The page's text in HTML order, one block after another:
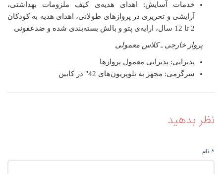
خدمات آسایش: اهدای هدیه‌ی کیف ملزومات بهداشتی،
آرایشی و تحریری در پروازهای طولانی، اهدای هدیه به کودکان
2 تا 12 سال، ارایه‌ی پتو و بالش بسته‌بندی شده و ضدعفونی
پرواز خارجی ـ کلاس معمولی
پذیرایی: پذیرایی معمول پروازها
سرگرمی: مجهز به تلویریون‌های 42" در کابین
نظر بدهید
* نام